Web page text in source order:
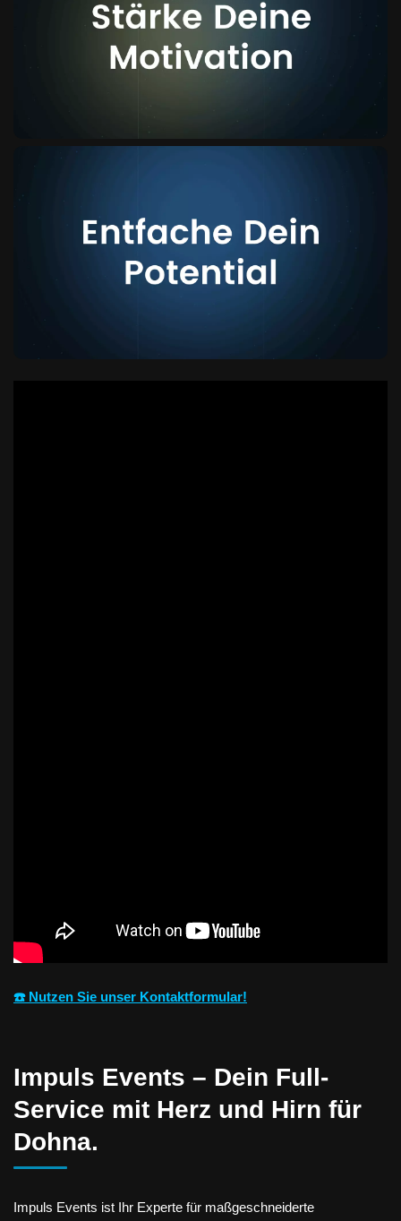
☎️ Nutzen Sie unser Kontaktformular!
Impuls Events – Dein Full-
Service mit Herz und Hirn für
Dohna.
Impuls Events ist Ihr Experte für maßgeschneiderte